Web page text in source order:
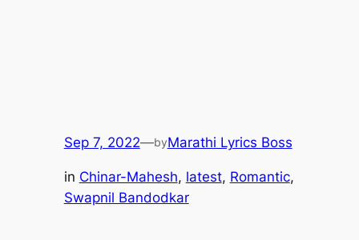
Sep 7, 2022—byMarathi Lyrics Boss
in Chinar-Mahesh, latest, Romantic
Swapnil Bandodkar